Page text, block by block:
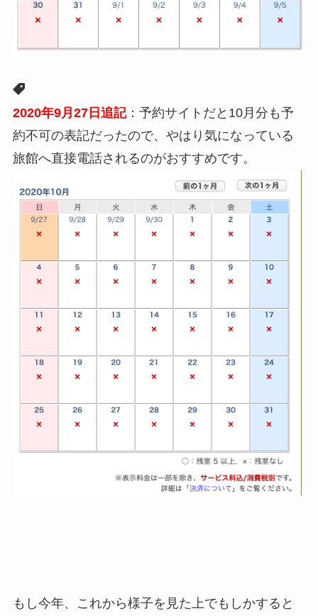
2020年9月27日追記：予約サイトだと10月分も予
約不可の表記だったので、やはり気になっている
旅館へ直接電話されるのがおすすめです。
もし今年、これから様子を見た上でもしかすると